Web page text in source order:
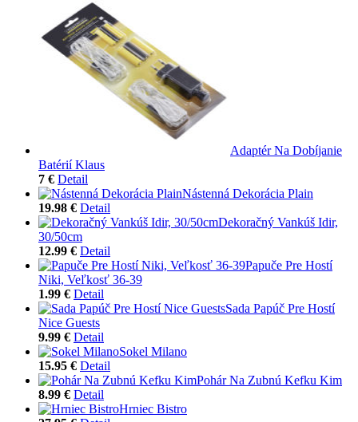
Adaptér Na Dobíjanie
Batérií Klaus
7 € Detail
Nástenná Dekorácia Plain
19.98 € Detail
Dekoračný Vankúš Idir,
30/50cm
12.99 € Detail
Papuče Pre Hostí
Niki, Veľkosť 36-39
1.99 € Detail
Sada Papúč Pre Hostí
Nice Guests
9.99 € Detail
Sokel Milano
15.95 € Detail
Pohár Na Zubnú Kefku Kim
8.99 € Detail
Hrniec Bistro